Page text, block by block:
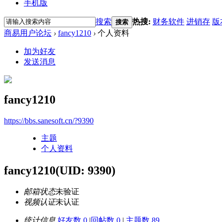
手机版
搜索 搜索 热搜: 财务软件 进销存 版
商易用户论坛 › fancy1210 › 个人资料
加为好友
发送消息
fancy1210
https://bbs.sanesoft.cn/?9390
主题
个人资料
fancy1210(UID: 9390)
邮箱状态未验证
视频认证未认证